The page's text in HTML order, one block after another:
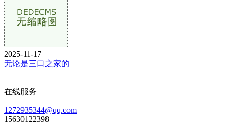
2025-11-17
无论是三口之家的
在线服务
1272935344@qq.com
15630122398